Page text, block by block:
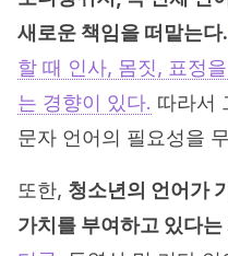
새로운 책임을 떠맡는다.
할 때 인사, 몸짓, 표정
는 경향이 있다. 따라서
문자 언어의 필요성을
또한, 청소년의 언어가
가치를 부여하고 있다